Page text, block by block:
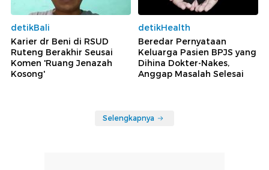
detikBali
Karier dr Beni di RSUD
Ruteng Berakhir Seusai
Komen 'Ruang Jenazah
Kosong'
detikHealth
Beredar Pernyataan
Keluarga Pasien BPJS yang
Dihina Dokter-Nakes,
Anggap Masalah Selesai
Selengkapnya